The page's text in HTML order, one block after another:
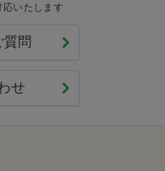
いたします
問
せ